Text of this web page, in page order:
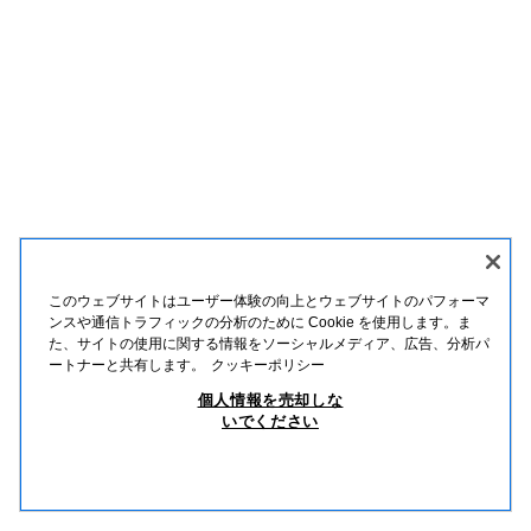
このウェブサイトはユーザー体験の向上とウェブサイトのパフォーマ
ンスや通信トラフィックの分析のために Cookie を使用します。ま
た、サイトの使用に関する情報をソーシャルメディア、広告、分析パ
ートナーと共有します。
クッキーポリシー
個人情報を売却しな
いでください